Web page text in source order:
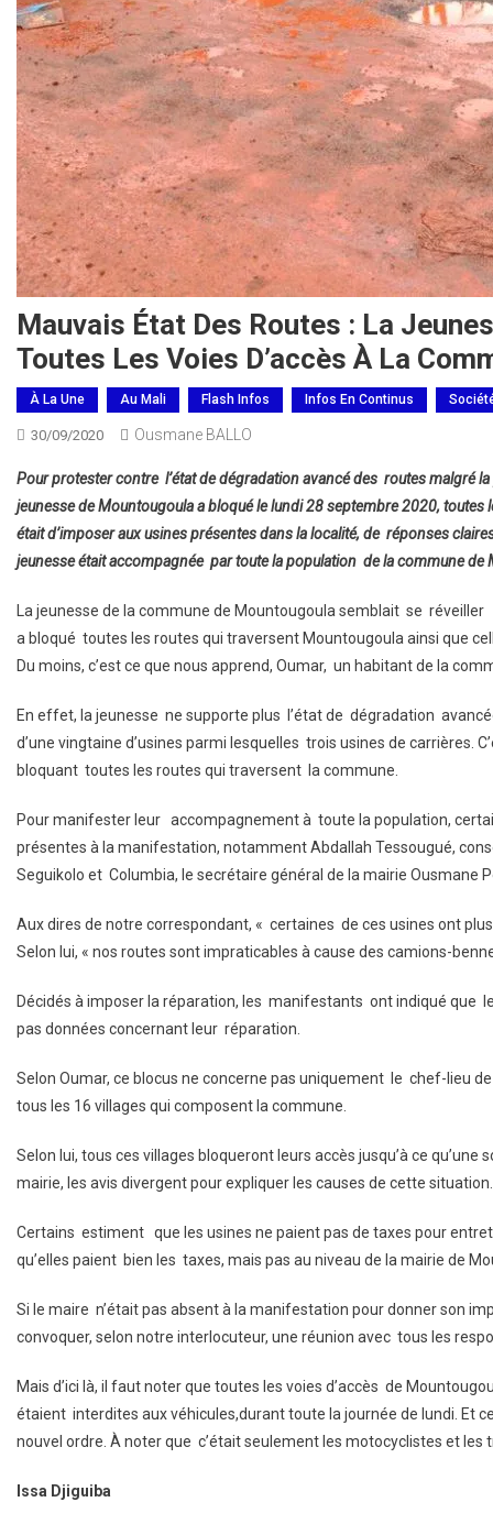
Mauvais État Des Routes : La
Toutes Les Voies D’accès À La
À La Une Au Mali Flash Infos Infos En Continus
30/09/2020 Ousmane BALLO
Pour protester contre l’état de dégradation avancé des routes malgré
jeunesse de Mountougoula a bloqué le lundi 28 septembre 2020, toutes
était d’imposer aux usines présentes dans la localité, de réponses
jeunesse était accompagnée par toute la population de la commune de
La jeunesse de la commune de Mountougoula semblait se
a bloqué toutes les routes qui traversent Mountougoula ainsi que
Du moins, c’est ce que nous apprend, Oumar, un habitant de la
En effet, la jeunesse ne supporte plus l’état de dégradation
d’une vingtaine d’usines parmi lesquelles trois usines de carrières.
bloquant toutes les routes qui traversent la commune.
Pour manifester leur accompagnement à toute la population,
présentes à la manifestation, notamment Abdallah Tessougué,
Seguikolo et Columbia, le secrétaire général de la mairie Ousmane
Aux dires de notre correspondant, « certaines de ces usines ont
Selon lui, « nos routes sont impraticables à cause des camions-
Décidés à imposer la réparation, les manifestants ont indiqué que
pas données concernant leur réparation.
Selon Oumar, ce blocus ne concerne pas uniquement le chef-lieu
tous les 16 villages qui composent la commune.
Selon lui, tous ces villages bloqueront leurs accès jusqu’à ce
mairie, les avis divergent pour expliquer les causes de cette situation.
Certains estiment que les usines ne paient pas de taxes pour
qu’elles paient bien les taxes, mais pas au niveau de la mairie de
Si le maire n’était pas absent à la manifestation pour donner son
convoquer, selon notre interlocuteur, une réunion avec tous les
Mais d’ici là, il faut noter que toutes les voies d’accès de
étaient interdites aux véhicules,durant toute la journée de lundi. Et
nouvel ordre. À noter que c’était seulement les motocyclistes et les
Issa Djiguiba